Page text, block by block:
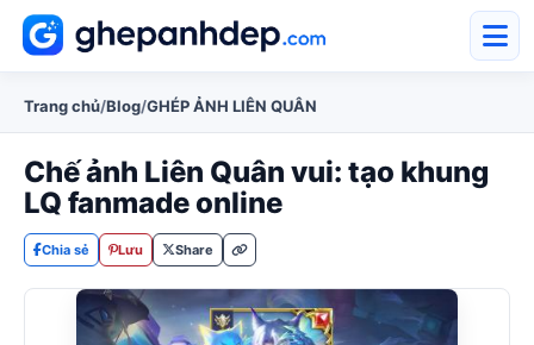
Trang chủ/Blog/GHÉP ẢNH LIÊN QUÂN
Chế ảnh Liên Quân vui: tạo khung
LQ fanmade online
Chia sẻ Lưu Share